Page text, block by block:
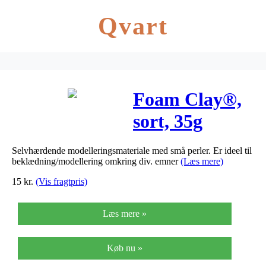
Qvart
Foam Clay®,
sort, 35g
Selvhærdende modelleringsmateriale med små perler. Er ideel til
beklædning/modellering omkring div. emner(Læs mere)
15 kr. (Vis fragtpris)
Læs mere »
Køb nu »